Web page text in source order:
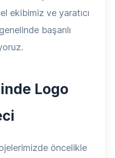
ekibimiz ve yaratıcı
başarılı
Logo
öncelikle